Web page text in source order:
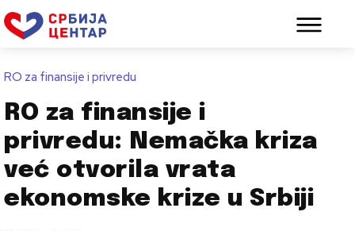
RO za finansije i privredu
RO za finansije i
privredu: Nemačka kriza
već otvorila vrata
ekonomske krize u Srbiji